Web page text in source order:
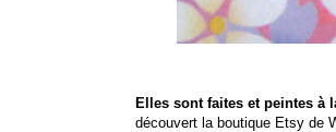
Elles sont faites et peintes à
découvert la boutique Etsy de